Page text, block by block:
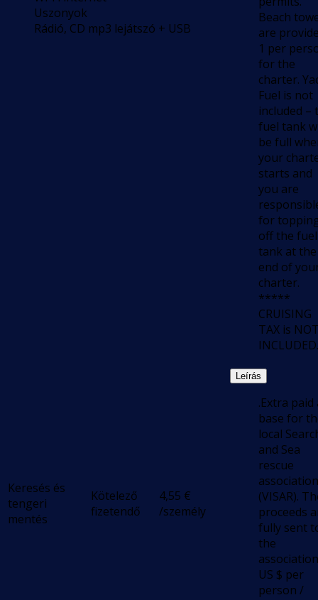
Uszonyok
Rádió, CD mp3 lejátszó + USB
Beach
are
1 per
for the
charter.
Fuel is not
included –
fuel tank
be full
your
starts and
you are
for
off the fuel
tank at the
end of
charter.
*****
CRUISING
TAX is
INCLUDED.
Keresés és
tengeri
mentés
Kötelező
fizetendő
4,55 €
/személy
Leírás
.Extra paid
base for
local
and Sea
rescue
association
(VISAR).
proceeds
fully sent
the
US $ per
person /